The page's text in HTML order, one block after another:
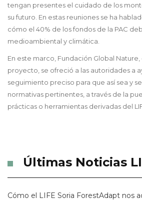
tengan presentes el cuidado de los
su futuro. En estas reuniones se ha
cómo el 40% de los fondos de la PAC
medioambiental y climática.
En este marco, Fundación Global
proyecto, se ofreció a las autoridades a
seguimiento preciso para que así sea y
normativas pertinentes, a través de la
prácticas o herramientas derivadas del
Últimas Noticias
Cómo el LIFE Soria ForestAdapt nos